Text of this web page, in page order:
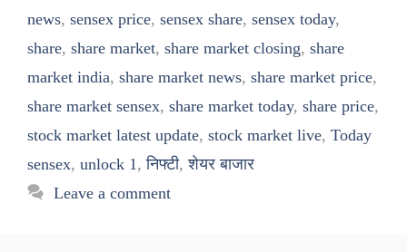
news, sensex price, sensex share, sensex today,
share, share market, share market closing, share
market india, share market news, share market price,
share market sensex, share market today, share price,
stock market latest update, stock market live, Today
sensex, unlock 1 ,निफ्टी,शेयर बाजार
Leave a comment